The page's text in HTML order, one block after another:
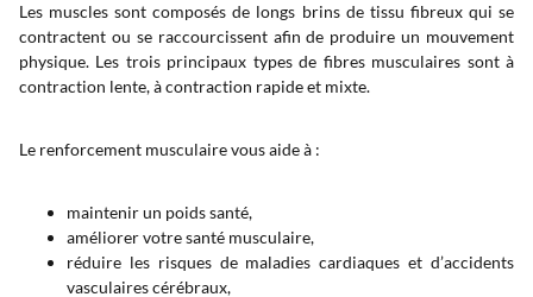
Les muscles sont composés de longs brins de tissu fibreux qui se
contractent ou se raccourcissent afin de produire un mouvement
physique. Les trois principaux types de fibres musculaires sont à
contraction lente, à contraction rapide et mixte.
Le renforcement musculaire vous aide à :
maintenir un poids santé,
améliorer votre santé musculaire,
réduire les risques de maladies cardiaques et d’accidents
vasculaires cérébraux,